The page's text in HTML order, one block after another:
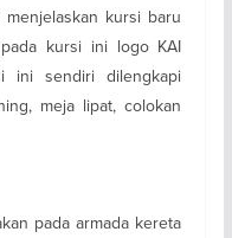
kursi baru
pada kursi ini logo KAI
ini sendiri dilengkapi
meja lipat, colokan
pada armada kereta